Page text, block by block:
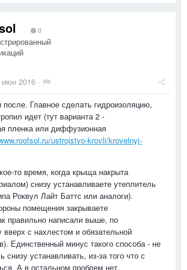
0
июн 2016 ·
Главное сделать гидроизоляцию,
идет (тут варианта 2 -
пленка или диффузионная
ustrojstvo-krovli/krovelnyj-
то время, когда крыща накрыта
снизу устанавливаете утеплитель
Роквул Лайт Баттс или аналоги).
помещения закрываете
правильно написали выше, по
вверх с нахлестом и обязательной
Единственный минус такого способа - не
снизу устанавливать, из-за того что с
А в остальном проблем нет.